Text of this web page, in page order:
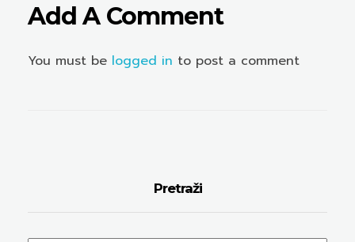
Add A Comment
You must be logged in to post a comment
Pretraži